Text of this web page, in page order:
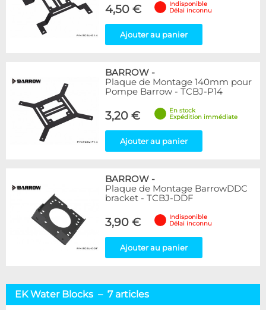
4,50 €
Indisponible
Délai inconnu
Ajouter au panier
BARROW -
Plaque de Montage 140mm pour
Pompe Barrow - TCBJ-P14
3,20 €
En stock
Expédition immédiate
Ajouter au panier
BARROW -
Plaque de Montage BarrowDDC
bracket - TCBJ-DDF
3,90 €
Indisponible
Délai inconnu
Ajouter au panier
EK Water Blocks – 7 articles